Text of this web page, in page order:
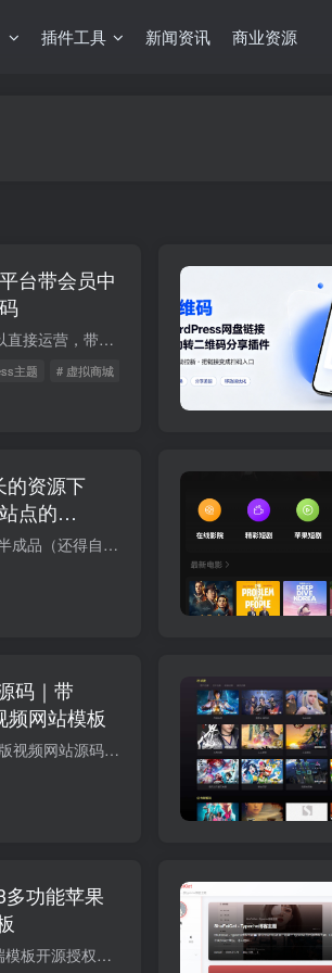
插件工具 新闻资讯 商业资源
台带会员中
来自兔友投稿的，完整度很强，可以直接运营，带数据，带详细教程 级筛选，自带会员生态系统，超全支付接口, 积分，会员，高级筛选，推广佣金，作者佣金，前台创建文章，统计， 自定义币种，自定...
主题 # 虚拟商城
的资源下
点的
市面上大部分下载/会员主题要么是半成品（还得自己买一堆插件拼起来），要么是臃肿的 Page Builder（改个首页要半小时）。OneDown 把站长真正需要的 完整闭环 打包进了一套主题： ✅ 一套主题跑...
码｜带
频网站模板
苹果cms仿樱花动漫含PC和WAP模版视频网站源码现在免费分享给大家苹果cmsv10仿樱花动漫专注动漫视频含PC和WAP模版苹果cms视频网站源码一款比较中看的二次元动漫模板，大气美观的苹果cmsv10仿樱花...
功能苹果
多功能苹果CMSv10自适应全屏高端模板开源授权版这是一款带“主题管理系统”的模板。这是一款好模板。花大价钱收购了海螺这两个模板的版权。官方正品，非盗版。关闭域名授权后台自定义菜单请把下...